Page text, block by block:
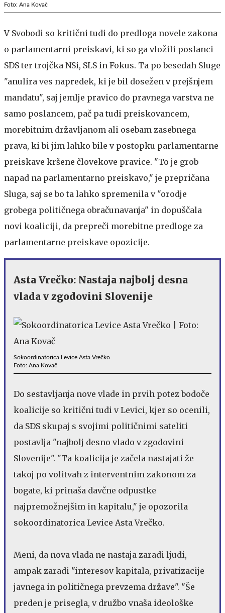
Foto: Ana Kovač
V Svobodi so kritični tudi do predloga novele zakona
o parlamentarni preiskavi, ki so ga vložili poslanci
SDS ter trojčka NSi, SLS in Fokus. Ta po besedah Sluge
"anulira ves napredek, ki je bil dosežen v prejšnjem
mandatu", saj jemlje pravico do pravnega varstva ne
samo poslancem, pač pa tudi preiskovancem,
morebitnim državljanom ali osebam zasebnega
prava, ki bi jim lahko bile v postopku parlamentarne
preiskave kršene človekove pravice. "To je grob
napad na parlamentarno preiskavo," je prepričana
Sluga, saj se bo ta lahko spremenila v "orodje
grobega političnega obračunavanja" in dopuščala
novi koaliciji, da prepreči morebitne predloge za
parlamentarne preiskave opozicije.
Asta Vrečko: Nastaja najbolj desna
vlada v zgodovini Slovenije
Sokoordinatorica Levice Asta Vrečko
Foto: Ana Kovač
Do sestavljanja nove vlade in prvih potez bodoče
koalicije so kritični tudi v Levici, kjer so ocenili,
da SDS skupaj s svojimi političnimi sateliti
postavlja "najbolj desno vlado v zgodovini
Slovenije". "Ta koalicija je začela nastajati že
takoj po volitvah z interventnim zakonom za
bogate, ki prinaša davčne odpustke
najpremožnejšim in kapitalu," je opozorila
sokoordinatorica Levice Asta Vrečko.
Meni, da nova vlada ne nastaja zaradi ljudi,
ampak zaradi "interesov kapitala, privatizacije
javnega in političnega prevzema države". "Še
preden je prisegla, v družbo vnaša ideološke